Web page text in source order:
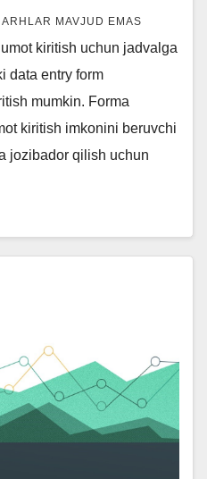
MAVJUD EMAS
kiritish uchun jadvalga
data entry form
mumkin. Forma
kiritish imkonini beruvchi
jozibador qilish uchun